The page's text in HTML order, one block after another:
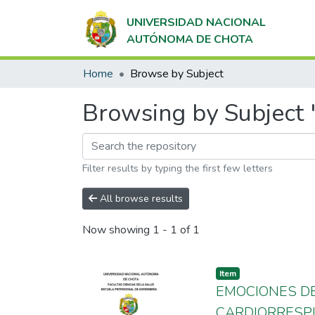
UNIVERSIDAD NACIONAL
AUTÓNOMA DE CHOTA
Home Browse by Subject
Browsing by Subject
Filter results by typing the first few letters
All browse results
Now showing 1 - 1 of 1
Item
EMOCIONES